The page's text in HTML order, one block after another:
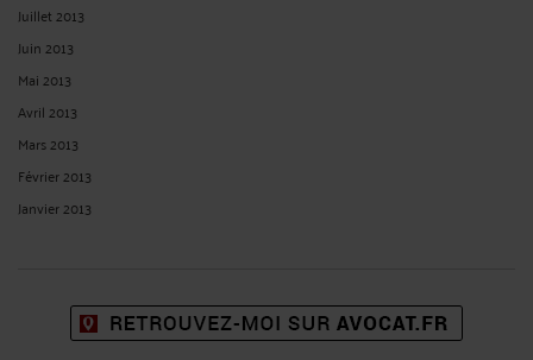
Juillet 2013
Juin 2013
Mai 2013
Avril 2013
Mars 2013
Février 2013
Janvier 2013